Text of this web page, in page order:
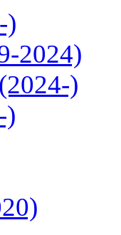
)
2024)
)
)